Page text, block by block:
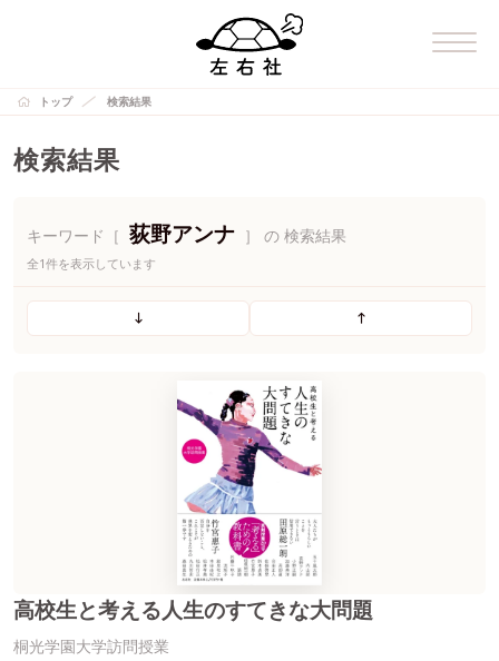
トップ 検索結果
検索結果
キーワード［ 荻野アンナ ］ の 検索結果
全1件を表示しています
高校生と考える人生のすてきな大問題
桐光学園大学訪問授業